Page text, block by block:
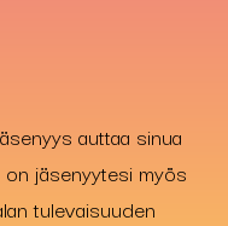
auttaa sinua
on jäsenyytesi myös
tulevaisuuden